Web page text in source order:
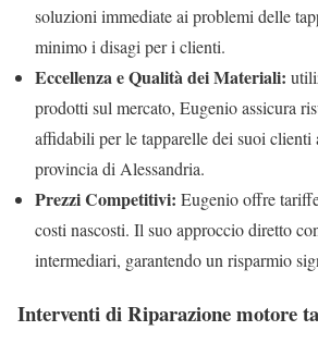
soluzioni immediate ai problemi delle
minimo i disagi per i clienti.
Eccellenza e Qualità dei Materiali:
prodotti sul mercato, Eugenio assicura
affidabili per le tapparelle dei suoi clienti
provincia di Alessandria.
Prezzi Competitivi: Eugenio offre
costi nascosti. Il suo approccio diretto
intermediari, garantendo un risparmio
Interventi di Riparazione motore